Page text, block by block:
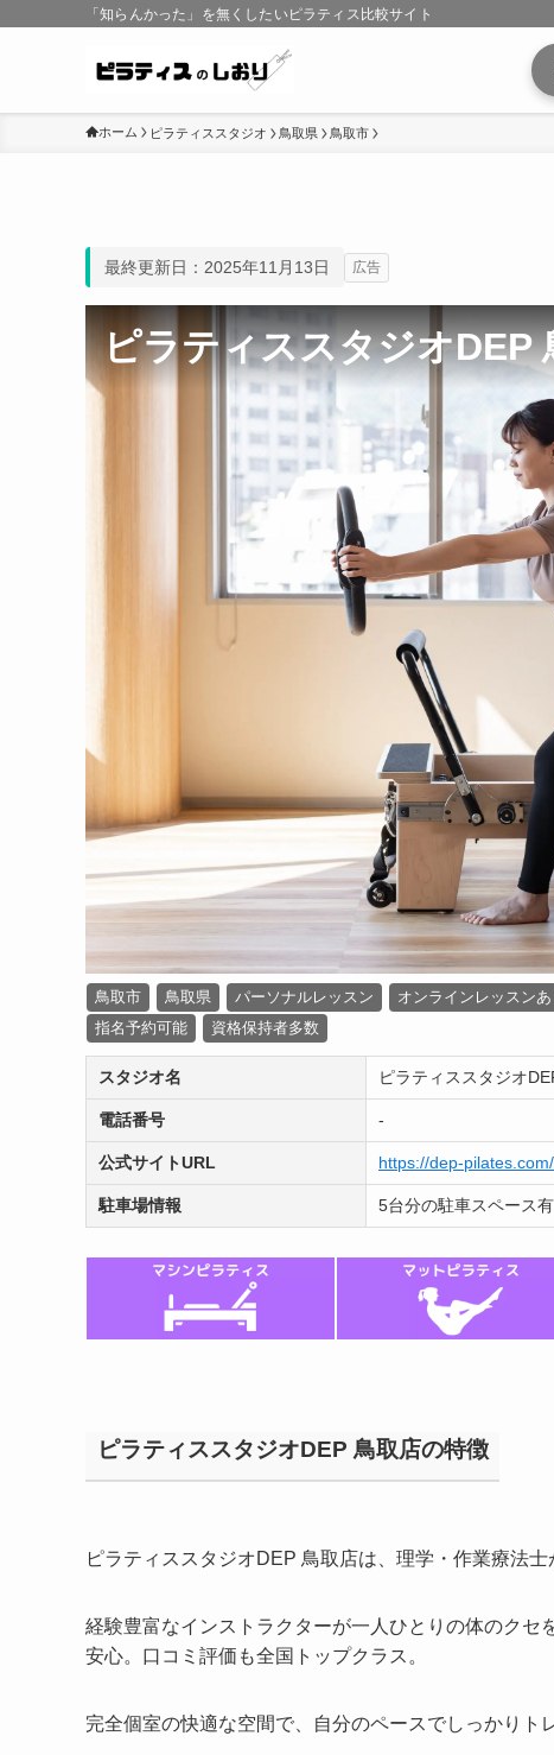
「知らんかった」を無くしたいピラティス比較サイト
ホーム ピラティススタジオ 鳥取県 鳥取市
最終更新日：2025年11月13日 広告
ピラティススタジオDEP
鳥取市 鳥取県 パーソナルレッスン オンラインレッスンあ
指名予約可能
資格保持者多数
スタジオ名 ピラティススタジオ
電話番号 -
公式サイトURL https://dep-
駐車場情報 5台分の駐車スペース有
ピラティススタジオDEP 鳥取店の特徴
ピラティススタジオDEP 鳥取店は、理学・作業療法
経験豊富なインストラクターが一人ひとりの体のク
安心。口コミ評価も全国トップクラス。
完全個室の快適な空間で、自分のペースでしっかりト